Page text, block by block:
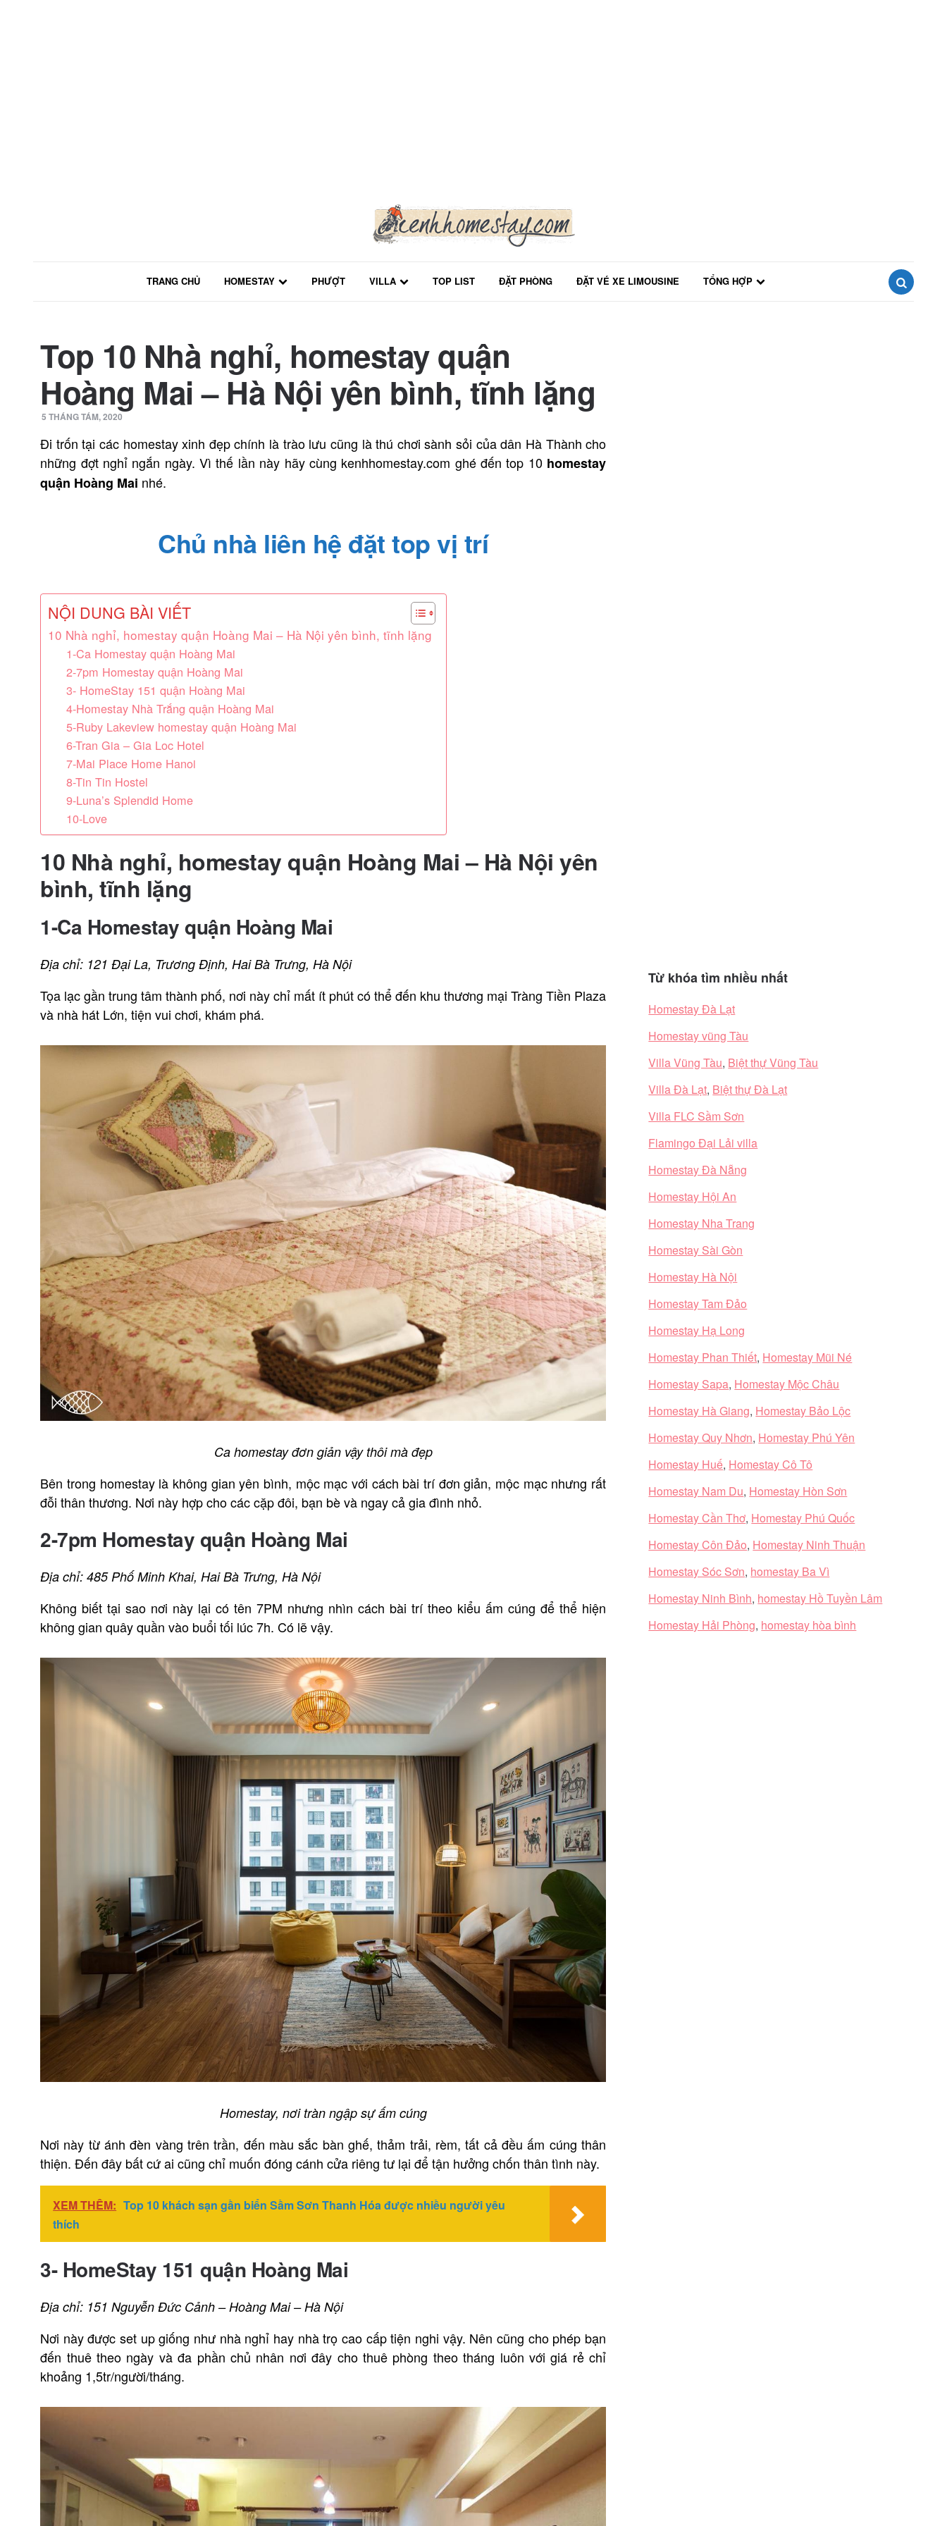
TRANG CHỦ HOMESTAY PHƯỢT VILLA TOP LIST ĐẶT PHÒNG ĐẶT VÉ XE LIMOUSINE
TỔNG HỢP
Top 10 Nhà nghỉ, homestay quận
Hoàng Mai – Hà Nội yên bình, tĩnh lặng
5 THÁNG TÁM, 2020
Đi trốn tại các homestay xinh đẹp chính là trào lưu cũng là thú chơi sành sỏi của dân Hà Thành cho
những đợt nghỉ ngắn ngày. Vì thế lần này hãy cùng kenhhomestay.com ghé đến top 10 homestay
quận Hoàng Mai nhé.
Chủ nhà liên hệ đặt top vị trí
NỘI DUNG BÀI VIẾT
10 Nhà nghỉ, homestay quận Hoàng Mai – Hà Nội yên bình, tĩnh lặng
1-Ca Homestay quận Hoàng Mai
2-7pm Homestay quận Hoàng Mai
3- HomeStay 151 quận Hoàng Mai
4-Homestay Nhà Trắng quận Hoàng Mai
5-Ruby Lakeview homestay quận Hoàng Mai
6-Tran Gia – Gia Loc Hotel
7-Mai Place Home Hanoi
8-Tin Tin Hostel
9-Luna’s Splendid Home
10-Love
10 Nhà nghỉ, homestay quận Hoàng Mai – Hà Nội yên
bình, tĩnh lặng
1-Ca Homestay quận Hoàng Mai
Địa chỉ: 121 Đại La, Trương Định, Hai Bà Trưng, Hà Nội
Tọa lạc gần trung tâm thành phố, nơi này chỉ mất ít phút có thể đến khu thương mại Tràng Tiền Plaza
và nhà hát Lớn, tiện vui chơi, khám phá.
Ca homestay đơn giản vậy thôi mà đẹp
Bên trong homestay là không gian yên bình, mộc mạc với cách bài trí đơn giản, mộc mạc nhưng rất
đỗi thân thương. Nơi này hợp cho các cặp đôi, bạn bè và ngay cả gia đình nhỏ.
2-7pm Homestay quận Hoàng Mai
Địa chỉ: 485 Phố Minh Khai, Hai Bà Trưng, Hà Nội
Không biết tại sao nơi này lại có tên 7PM nhưng nhìn cách bài trí theo kiểu ấm cúng để thể hiện
không gian quây quần vào buổi tối lúc 7h. Có lẽ vậy.
Homestay, nơi tràn ngập sự ấm cúng
Nơi này từ ánh đèn vàng trên trần, đến màu sắc bàn ghế, thảm trải, rèm, tất cả đều ấm cúng thân
thiện. Đến đây bất cứ ai cũng chỉ muốn đóng cánh cửa riêng tư lại để tận hưởng chốn thân tình này.
XEM THÊM: Top 10 khách sạn gần biển Sầm Sơn Thanh Hóa được nhiều người yêu
thích
3- HomeStay 151 quận Hoàng Mai
Địa chỉ: 151 Nguyễn Đức Cảnh – Hoàng Mai – Hà Nội
Nơi này được set up giống như nhà nghỉ hay nhà trọ cao cấp tiện nghi vậy. Nên cũng cho phép bạn
đến thuê theo ngày và đa phần chủ nhân nơi đây cho thuê phòng theo tháng luôn với giá rẻ chỉ
khoảng 1,5tr/người/tháng.
Từ khóa tìm nhiều nhất
Homestay Đà Lạt
Homestay vũng Tàu
Villa Vũng Tàu, Biệt thự Vũng Tàu
Villa Đà Lạt, Biệt thự Đà Lạt
Villa FLC Sầm Sơn
Flamingo Đại Lải villa
Homestay Đà Nẵng
Homestay Hội An
Homestay Nha Trang
Homestay Sài Gòn
Homestay Hà Nội
Homestay Tam Đảo
Homestay Hạ Long
Homestay Phan Thiết, Homestay Mũi Né
Homestay Sapa, Homestay Mộc Châu
Homestay Hà Giang, Homestay Bảo Lộc
Homestay Quy Nhơn, Homestay Phú Yên
Homestay Huế, Homestay Cô Tô
Homestay Nam Du, Homestay Hòn Sơn
Homestay Cần Thơ, Homestay Phú Quốc
Homestay Côn Đảo, Homestay Ninh Thuận
Homestay Sóc Sơn, homestay Ba Vì
Homestay Ninh Bình, homestay Hồ Tuyền Lâm
Homestay Hải Phòng, homestay hòa bình